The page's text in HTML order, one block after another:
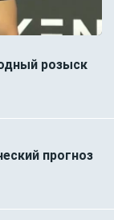
розыск
прогноз